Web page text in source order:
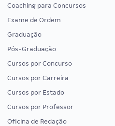
Coaching para Concursos
Exame de Ordem
Graduação
Pós-Graduação
Cursos por Concurso
Cursos por Carreira
Cursos por Estado
Cursos por Professor
Oficina de Redação